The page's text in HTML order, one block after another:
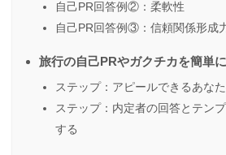
自己PR回答例②：柔軟性
自己PR回答例③：信頼関係形成
旅行の自己PRやガクチカを簡単
ステップ：アピールできるあな
ステップ：内定者の回答とテン
する